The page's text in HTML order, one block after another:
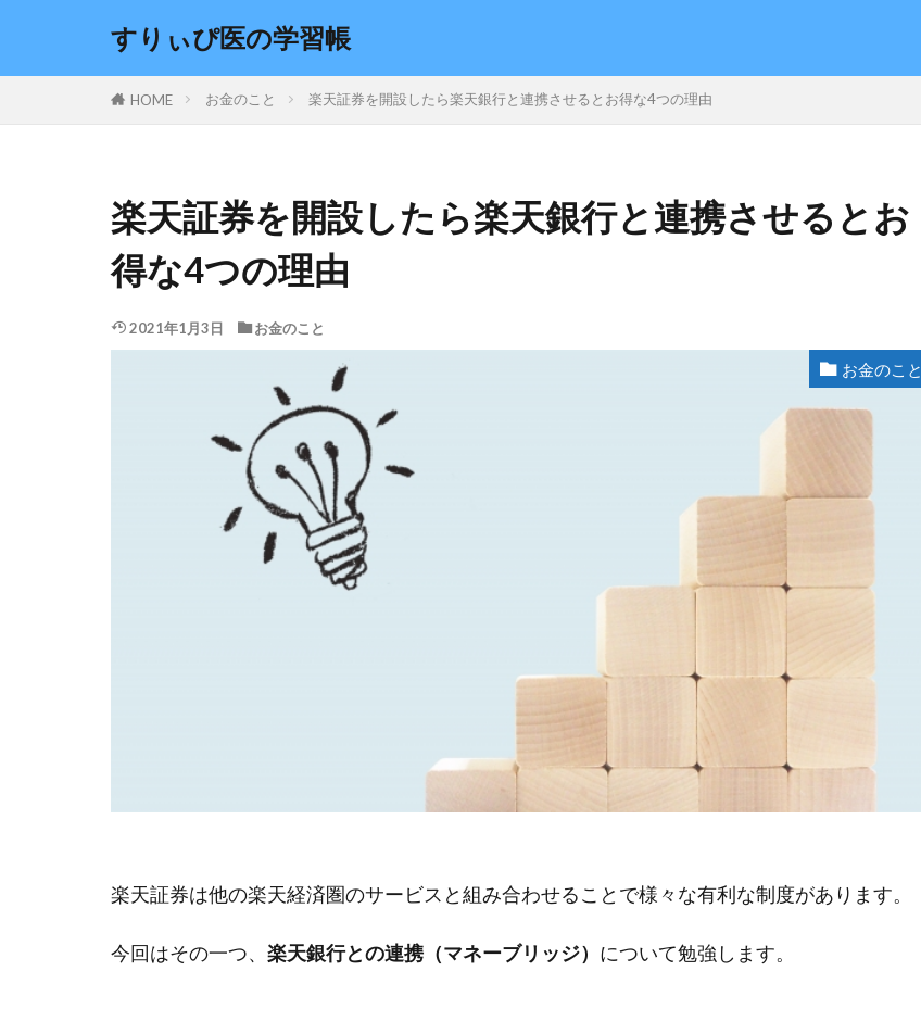
すりぃぴ医の学習帳
HOME お金のこと 楽天証券を開設したら楽天銀行と連携させるとお得な4つの理由
楽天証券を開設したら楽天銀行と連携させるとお
得な4つの理由
2021年1月3日 お金のこと
お金のこと
楽天証券は他の楽天経済圏のサービスと組み合わせることで様々な有利な制度があります。
今回はその一つ、 楽天銀行との連携（マネーブリッジ） について勉強します。
検索